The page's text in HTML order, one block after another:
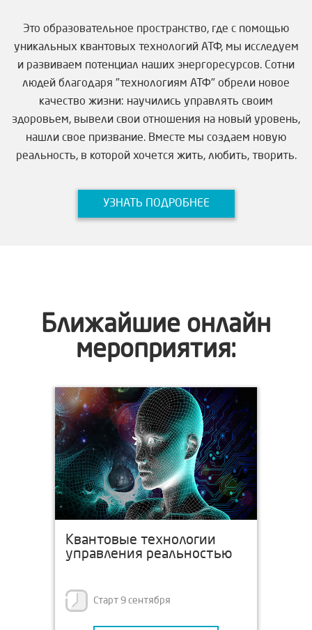
Это образовательное пространство, где с помощью
уникальных квантовых технологий АТФ, мы исследуем
и развиваем потенциал наших энергоресурсов. Сотни
людей благодаря "технологиям АТФ" обрели новое
качество жизни: научились управлять своим
здоровьем, вывели свои отношения на новый уровень,
нашли свое призвание. Вместе мы создаем новую
реальность, в которой хочется жить, любить, творить.
УЗНАТЬ ПОДРОБНЕЕ
Ближайшие онлайн
мероприятия:
Квантовые технологии
управления реальностью
Старт 9 сентября